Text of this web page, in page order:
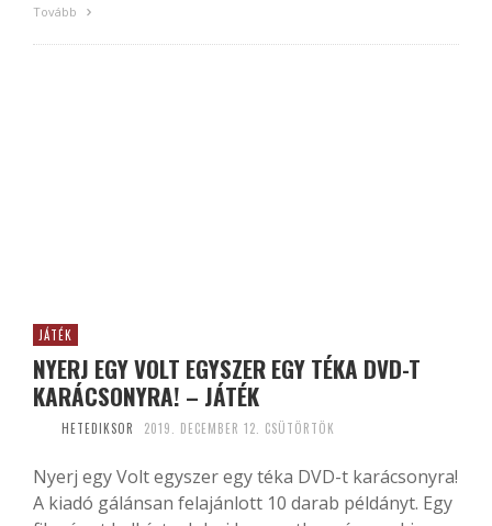
Tovább
JÁTÉK
NYERJ EGY VOLT EGYSZER EGY TÉKA DVD-T
KARÁCSONYRA! – JÁTÉK
HETEDIKSOR 2019. DECEMBER 12. CSÜTÖRTÖK
Nyerj egy Volt egyszer egy téka DVD-t karácsonyra!
A kiadó gálánsan felajánlott 10 darab példányt. Egy